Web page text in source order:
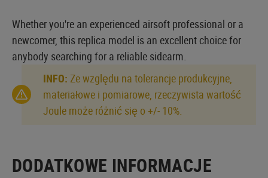
Whether you're an experienced airsoft professional or a
newcomer, this replica model is an excellent choice for
anybody searching for a reliable sidearm.
INFO: Ze względu na tolerancje produkcyjne,
materiałowe i pomiarowe, rzeczywista wartość
Joule może różnić się o +/- 10%.
DODATKOWE INFORMACJE